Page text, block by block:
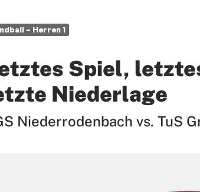
– Herren 1
Spiel,
Niederlage
Niederrodenbach vs. TuS